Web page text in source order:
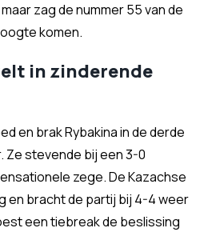
zag de nummer 55 van de
komen.
in zinderende
en brak Rybakina in de derde
Ze stevende bij een 3-0
zege. De Kazachse
en bracht de partij bij 4-4 weer
een tiebreak de beslissing